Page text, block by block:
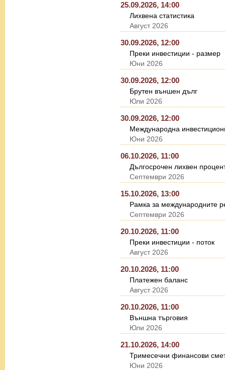
25.09.2026, 14:00
Лихвена статистика
Август 2026
30.09.2026, 12:00
Преки инвестиции - размер
Юни 2026
30.09.2026, 12:00
Брутен външен дълг
Юли 2026
30.09.2026, 12:00
Международна
Юни 2026
06.10.2026, 11:00
Дългосрочен лихвен
Септември 2026
15.10.2026, 13:00
Рамка за международните
Септември 2026
20.10.2026, 11:00
Преки инвестиции - поток
Август 2026
20.10.2026, 11:00
Платежен баланс
Август 2026
20.10.2026, 11:00
Външна търговия
Юли 2026
21.10.2026, 14:00
Тримесечни финансови
Юни 2026